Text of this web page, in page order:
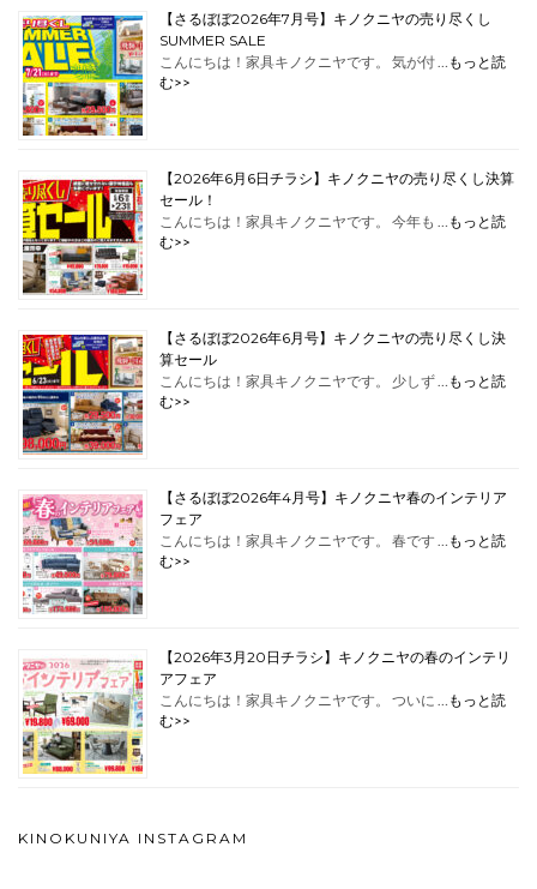
【さるぼぼ2026年7月号】キノクニヤの売り尽くし
SUMMER SALE
こんにちは！家具キノクニヤです。 気が付 …
もっと読
む>>
【2026年6月6日チラシ】キノクニヤの売り尽くし決算
セール！
こんにちは！家具キノクニヤです。 今年も …
もっと読
む>>
【さるぼぼ2026年6月号】キノクニヤの売り尽くし決
算セール
こんにちは！家具キノクニヤです。 少しず …
もっと読
む>>
【さるぼぼ2026年4月号】キノクニヤ春のインテリア
フェア
こんにちは！家具キノクニヤです。 春です …
もっと読
む>>
【2026年3月20日チラシ】キノクニヤの春のインテリ
アフェア
こんにちは！家具キノクニヤです。 ついに …
もっと読
む>>
KINOKUNIYA INSTAGRAM